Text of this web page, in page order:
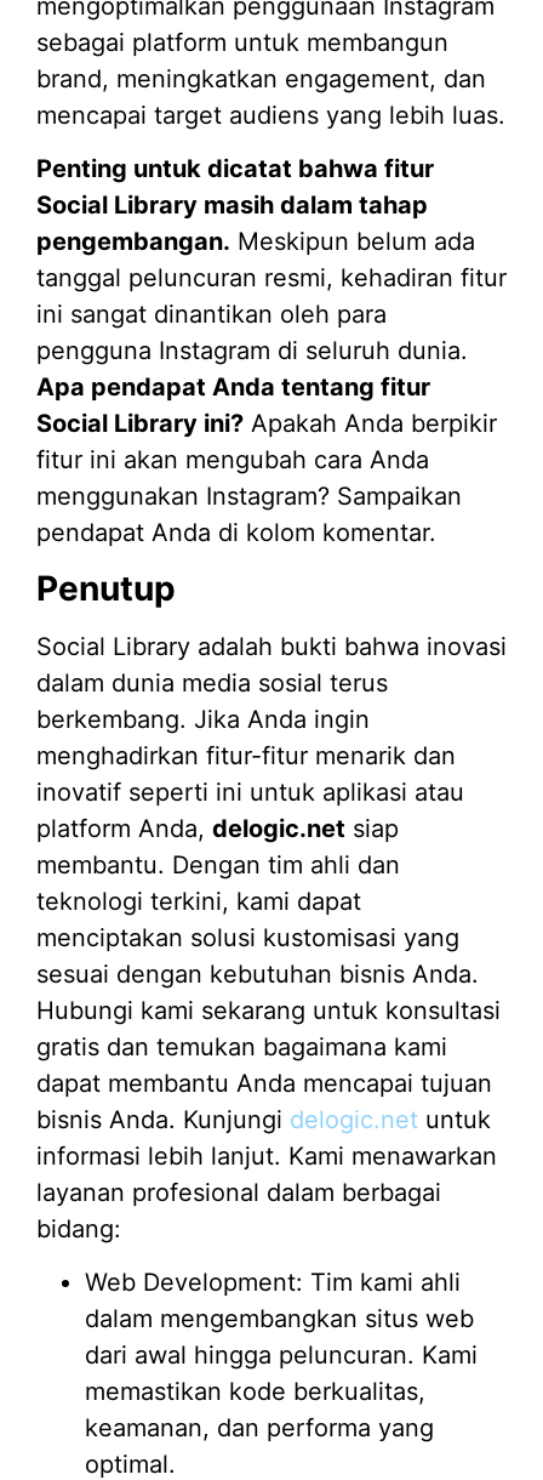
sebagai platform untuk membangun
brand, meningkatkan engagement, dan
mencapai target audiens yang lebih luas.
Penting untuk dicatat bahwa fitur
Social Library masih dalam tahap
pengembangan. Meskipun belum ada
tanggal peluncuran resmi, kehadiran fitur
ini sangat dinantikan oleh para
pengguna Instagram di seluruh dunia.
Apa pendapat Anda tentang fitur
Social Library ini? Apakah Anda berpikir
fitur ini akan mengubah cara Anda
menggunakan Instagram? Sampaikan
pendapat Anda di kolom komentar.
Penutup
Social Library adalah bukti bahwa inovasi
dalam dunia media sosial terus
berkembang. Jika Anda ingin
menghadirkan fitur-fitur menarik dan
inovatif seperti ini untuk aplikasi atau
platform Anda, delogic.net siap
membantu. Dengan tim ahli dan
teknologi terkini, kami dapat
menciptakan solusi kustomisasi yang
sesuai dengan kebutuhan bisnis Anda.
Hubungi kami sekarang untuk konsultasi
gratis dan temukan bagaimana kami
dapat membantu Anda mencapai tujuan
bisnis Anda. Kunjungi delogic.net untuk
informasi lebih lanjut. Kami menawarkan
layanan profesional dalam berbagai
bidang:
Web Development: Tim kami ahli
dalam mengembangkan situs web
dari awal hingga peluncuran. Kami
memastikan kode berkualitas,
keamanan, dan performa yang
optimal.